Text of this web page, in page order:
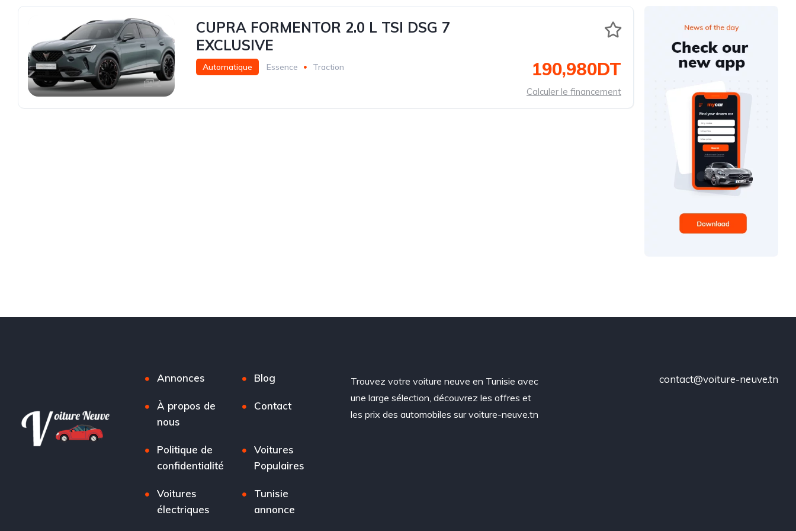
1
CUPRA FORMENTOR 2.0 L TSI DSG 7
EXCLUSIVE
Automatique Essence Traction 190,980DT
Calculer le financement
Annonces Blog
À propos de
nous
Contact
Politique de
confidentialité
Voitures
Populaires
Voitures
électriques
Tunisie
annonce
Trouvez votre voiture neuve en Tunisie avec
une large sélection, découvrez les offres et
les prix des automobiles sur voiture-neuve.tn
contact@voiture-neuve.tn